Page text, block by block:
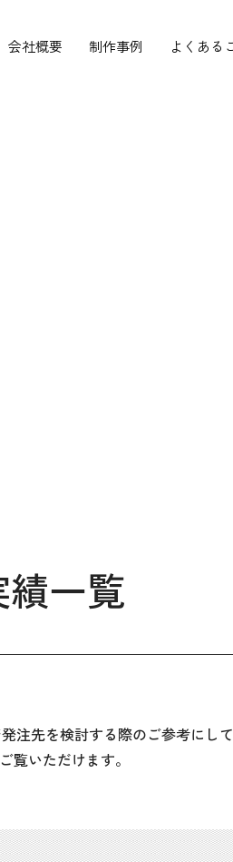
会社概要 制作事例 よくある
一覧
先を検討する際のご参考にし
覧いただけます。